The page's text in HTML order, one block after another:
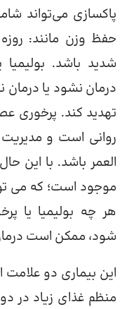
پاکسازی می‌تواند
حفظ وزن مانند:
شدید باشد.
درمان نشود یا درمان
تهدید کند.
روانی است و
العمر باشد. با این
موجود است؛ که می
هر چه بولیمیا یا
شود، ممکن است
این بیماری دو